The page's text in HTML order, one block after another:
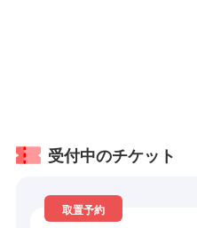
受付中のチケット
取置予約